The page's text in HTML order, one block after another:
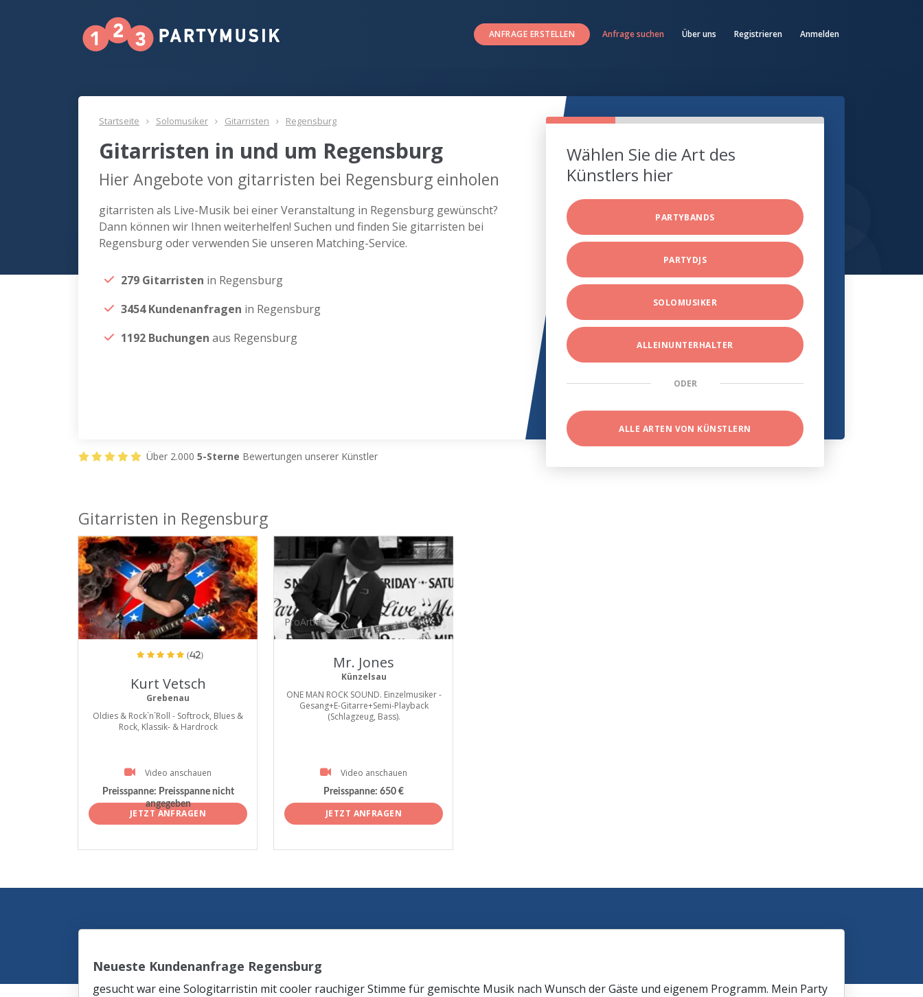
ANFRAGE ERSTELLEN Anfrage suchen Über uns Registrieren Anmelden
Startseite Solomusiker Gitarristen Regensburg
Gitarristen in und um Regensburg
Hier Angebote von gitarristen bei Regensburg einholen
gitarristen als Live-Musik bei einer Veranstaltung in Regensburg gewünscht?
Dann können wir Ihnen weiterhelfen! Suchen und finden Sie gitarristen bei
Regensburg oder verwenden Sie unseren Matching-Service.
279 Gitarristen in Regensburg
3454 Kundenanfragen in Regensburg
1192 Buchungen aus Regensburg
Wählen Sie die Art des
Künstlers hier
PARTYBANDS
PARTYDJS
SOLOMUSIKER
ALLEINUNTERHALTER
ODER
ALLE ARTEN VON KÜNSTLERN
Über 2.000 5-Sterne Bewertungen unserer Künstler
Gitarristen in Regensburg
ProArtist
(42)
Kurt Vetsch
Grebenau
Oldies & Rock`n`Roll - Softrock, Blues &
Rock, Klassik- & Hardrock
Video anschauen
Preisspanne: Preisspanne nicht
angegeben
JETZT ANFRAGEN
ProArtist
Mr. Jones
Künzelsau
ONE MAN ROCK SOUND. Einzelmusiker -
Gesang+E-Gitarre+Semi-Playback
(Schlagzeug, Bass).
Video anschauen
Preisspanne: 650 €
JETZT ANFRAGEN
Neueste Kundenanfrage Regensburg
gesucht war eine Sologitarristin mit cooler rauchiger Stimme für gemischte Musik nach Wunsch der Gäste und eigenem Programm. Mein Party